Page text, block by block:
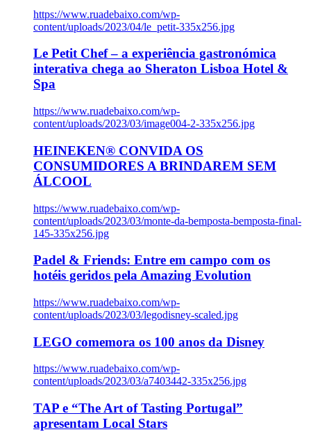
https://www.ruadebaixo.com/wp-
content/uploads/2023/04/le_petit-335x256.jpg
Le Petit Chef – a experiência gastronómica
interativa chega ao Sheraton Lisboa Hotel &
Spa
https://www.ruadebaixo.com/wp-
content/uploads/2023/03/image004-2-335x256.jpg
HEINEKEN® CONVIDA OS
CONSUMIDORES A BRINDAREM SEM
ÁLCOOL
https://www.ruadebaixo.com/wp-
content/uploads/2023/03/monte-da-bemposta-bemposta-final-
145-335x256.jpg
Padel & Friends: Entre em campo com os
hotéis geridos pela Amazing Evolution
https://www.ruadebaixo.com/wp-
content/uploads/2023/03/legodisney-scaled.jpg
LEGO comemora os 100 anos da Disney
https://www.ruadebaixo.com/wp-
content/uploads/2023/03/a7403442-335x256.jpg
TAP e “The Art of Tasting Portugal”
apresentam Local Stars